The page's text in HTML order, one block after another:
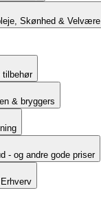
Skønhed & Velvære
tilbehør
& bryggers
- og andre gode priser